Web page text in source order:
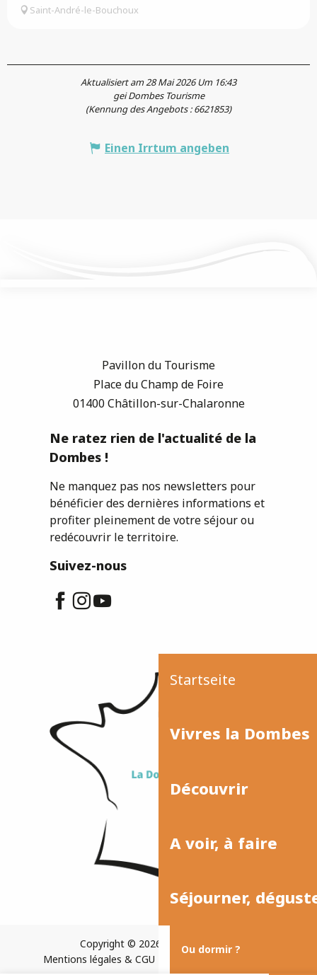
Startseite
Vivres la Dombes
Découvrir
A voir, à faire
Séjourner,
Ou dormir ?
Saint-André-le-Bouchoux
Aktualisiert am 28 Mai 2026 Um 16:43
gei Dombes Tourisme
(Kennung des Angebots :6621853)
Einen Irrtum angeben
Pavillon du Tourisme
Place du Champ de Foire
01400 Châtillon-sur-Chalaronne
Ne ratez rien de l'actualité de la
Dombes !
Ne manquez pas nos newsletters pour
bénéficier des dernières informations et
profiter pleinement de votre séjour ou
redécouvrir le territoire.
Suivez-nous
Copyright © 2026
Plan du site
Mentions légales & CGU